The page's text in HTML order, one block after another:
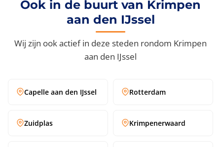
Ook in de buurt van Krimpen
aan den IJssel
Wij zijn ook actief in deze steden rondom Krimpen
aan den IJssel
Capelle aan den IJssel Rotterdam
Zuidplas Krimpenerwaard